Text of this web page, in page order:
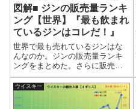
図解■ ジンの販売量ランキ
ング【世界】『最も飲まれ
ているジンはコレだ！』
世界で最も売れているジンはな
んなのか。ジンの販売量ランキ
ングをまとめた。さらに販売量
の推移をグラフにしたことで、
俯瞰的に可視化できる。あなた
はランクインしたジンをいくつ
知っているだろうか。
ウイスキー